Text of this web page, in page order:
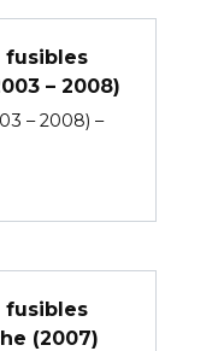
fusibles
– 2008)
– 2008) –
fusibles
(2007)